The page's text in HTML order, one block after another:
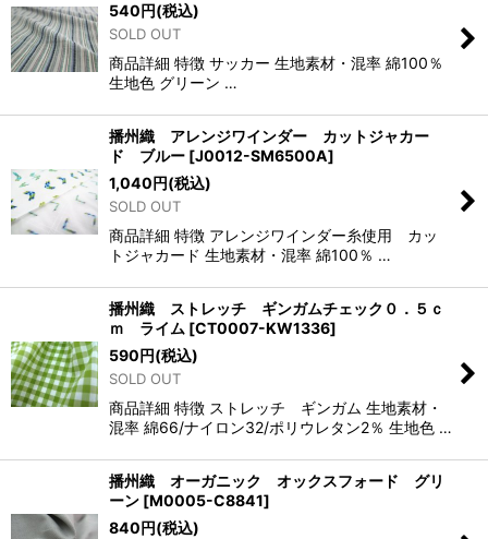
540円(税込)
SOLD OUT
商品詳細 特徴 サッカー 生地素材・混率 綿100％
生地色 グリーン …
播州織 アレンジワインダー カットジャカー
ド ブルー [J0012-SM6500A]
1,040円(税込)
SOLD OUT
商品詳細 特徴 アレンジワインダー糸使用 カッ
トジャカード 生地素材・混率 綿100％ …
播州織 ストレッチ ギンガムチェック０．５ｃ
ｍ ライム [CT0007-KW1336]
590円(税込)
SOLD OUT
商品詳細 特徴 ストレッチ ギンガム 生地素材・
混率 綿66/ナイロン32/ポリウレタン2％ 生地色 …
播州織 オーガニック オックスフォード グリ
ーン [M0005-C8841]
840円(税込)